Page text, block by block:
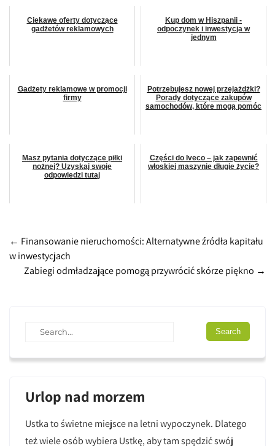
Ciekawe oferty dotyczące
gadżetów reklamowych
Kup dom w Hiszpanii -
odpoczynek i inwestycja w
jednym
Gadżety reklamowe w promocji
firmy
Potrzebujesz nowej przejażdżki?
Porady dotyczące zakupów
samochodów, które mogą pomóc
Masz pytania dotyczące piłki
nożnej? Uzyskaj swoje
odpowiedzi tutaj
Części do Iveco – jak zapewnić
włoskiej maszynie długie życie?
Post
navigation
← Finansowanie nieruchomości: Alternatywne źródła kapitału
w inwestycjach
Zabiegi odmładzające pomogą przywrócić skórze piękno →
Urlop nad morzem
Ustka to świetne miejsce na letni wypoczynek. Dlatego
też wiele osób wybiera Ustkę, aby tam spędzić swój